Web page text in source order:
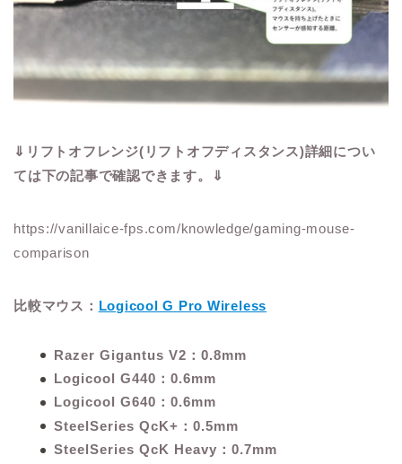
⇓リフトオフレンジ(リフトオフディスタンス)詳細につい
ては下の記事で確認できます。⇓
https://vanillaice-fps.com/knowledge/gaming-mouse-
comparison
比較マウス： Logicool G Pro Wireless
Razer Gigantus V2：0.8mm
Logicool G440：0.6mm
Logicool G640：0.6mm
SteelSeries QcK+：0.5mm
SteelSeries QcK Heavy：0.7mm